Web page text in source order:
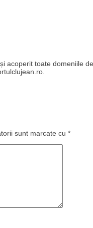
acoperit toate domeniile
sunt marcate cu *